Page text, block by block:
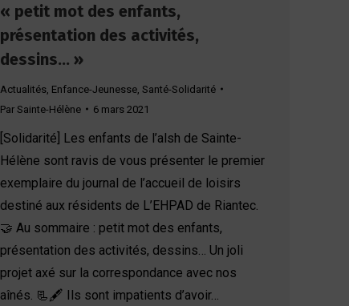
« petit mot des enfants,
présentation des activités,
dessins… »
Actualités Enfance-Jeunesse Santé-Solidarité
Par Sainte-Hélène 6 mars 2021
[Solidarité] Les enfants de l’alsh de Sainte-
Hélène sont ravis de vous présenter le premier
exemplaire du journal de l’accueil de loisirs
destiné aux résidents de L’EHPAD de Riantec.
🤝 Au sommaire : petit mot des enfants,
présentation des activités, dessins… Un joli
projet axé sur la correspondance avec nos
aînés. 📃🖋️ Ils sont impatients d’avoir…